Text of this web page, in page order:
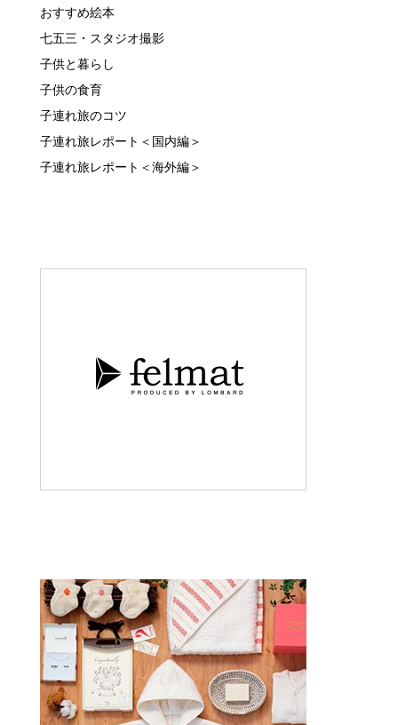
おすすめ絵本
七五三・スタジオ撮影
子供と暮らし
子供の食育
子連れ旅のコツ
子連れ旅レポート＜国内編＞
子連れ旅レポート＜海外編＞